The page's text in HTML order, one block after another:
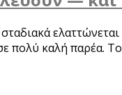
πολύ καλή παρέα.